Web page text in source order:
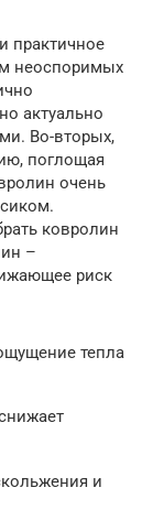
практичное
неоспоримых
актуально
Во-вторых,
поглощая
очень
ковролин
–
риск
тепла
и